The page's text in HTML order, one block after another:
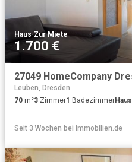
Haus·Zur Miete
1.700 €
Leuben, Dresden
70 m²3 Zimmer1 BadezimmerHaus
Seit 3 Wochen bei Immobilien.de